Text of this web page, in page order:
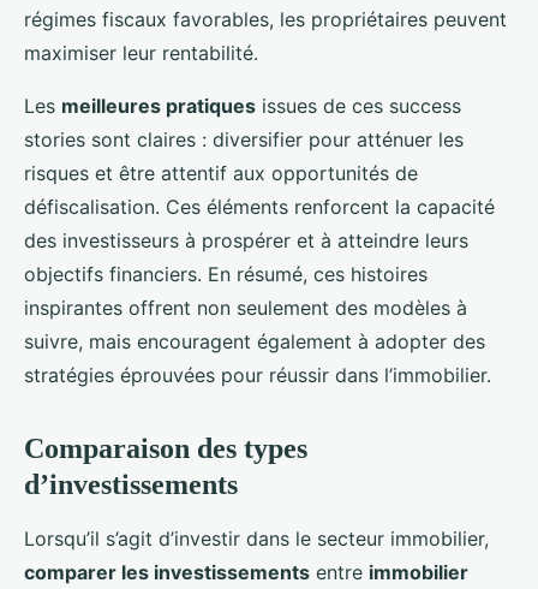
régimes fiscaux favorables, les propriétaires peuvent
maximiser leur rentabilité.
Les meilleures pratiques issues de ces success
stories sont claires : diversifier pour atténuer les
risques et être attentif aux opportunités de
défiscalisation. Ces éléments renforcent la capacité
des investisseurs à prospérer et à atteindre leurs
objectifs financiers. En résumé, ces histoires
inspirantes offrent non seulement des modèles à
suivre, mais encouragent également à adopter des
stratégies éprouvées pour réussir dans l’immobilier.
Comparaison des types
d’investissements
Lorsqu’il s’agit d’investir dans le secteur immobilier,
comparer les investissements entre immobilier